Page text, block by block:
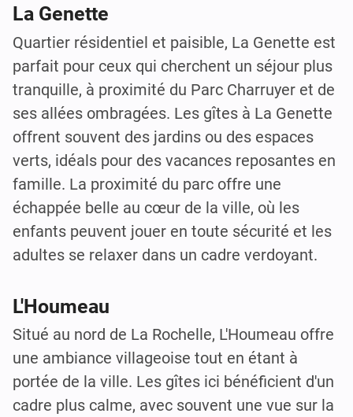
La Genette
Quartier résidentiel et paisible, La Genette est
parfait pour ceux qui cherchent un séjour plus
tranquille, à proximité du Parc Charruyer et de
ses allées ombragées. Les gîtes à La Genette
offrent souvent des jardins ou des espaces
verts, idéals pour des vacances reposantes en
famille. La proximité du parc offre une
échappée belle au cœur de la ville, où les
enfants peuvent jouer en toute sécurité et les
adultes se relaxer dans un cadre verdoyant.
L'Houmeau
Situé au nord de La Rochelle, L'Houmeau offre
une ambiance villageoise tout en étant à
portée de la ville. Les gîtes ici bénéficient d'un
cadre plus calme, avec souvent une vue sur la